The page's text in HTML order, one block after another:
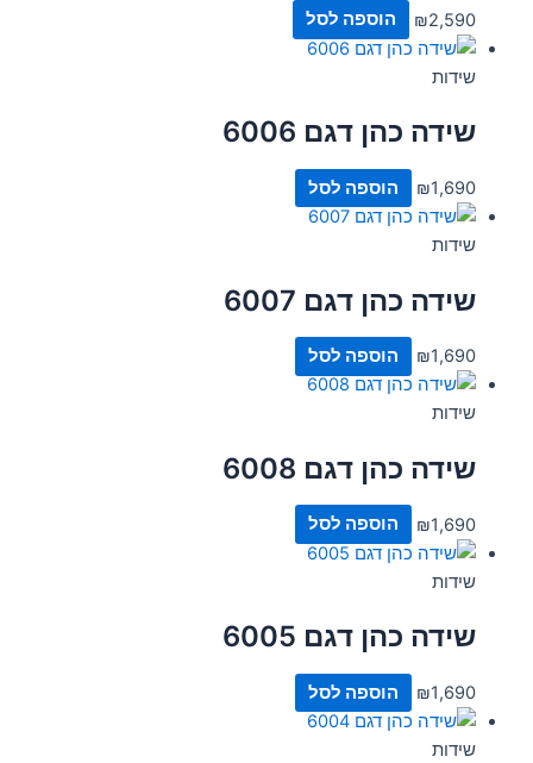
₪2,590 הוספה לסל
שידות
שידה כהן דגם 6006
₪1,690 הוספה לסל
שידות
שידה כהן דגם 6007
₪1,690 הוספה לסל
שידות
שידה כהן דגם 6008
₪1,690 הוספה לסל
שידות
שידה כהן דגם 6005
₪1,690 הוספה לסל
שידות